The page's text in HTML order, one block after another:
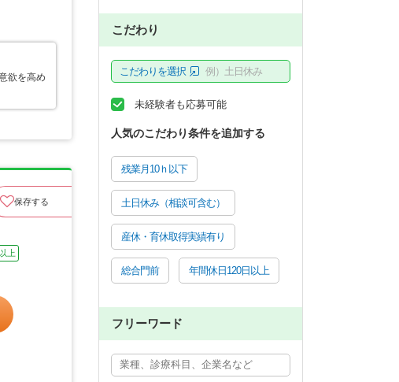
欲を高め
保存する
上
こだわり
こだわりを選択 例）土日休み
未経験者も応募可能
人気のこだわり条件を追加する
残業月10ｈ以下
土日休み（相談可含む）
産休・育休取得実績有り
総合門前 年間休日120日以上
フリーワード